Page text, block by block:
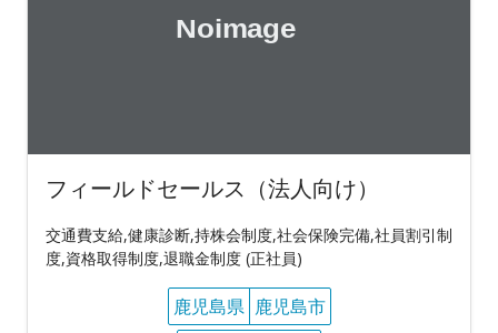
フィールドセールス（法人向け）
交通費支給,健康診断,持株会制度,社会保険完備,社員割引制
度,資格取得制度,退職金制度 (正社員)
鹿児島県 鹿児島市